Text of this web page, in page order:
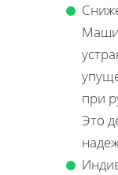
при
Это